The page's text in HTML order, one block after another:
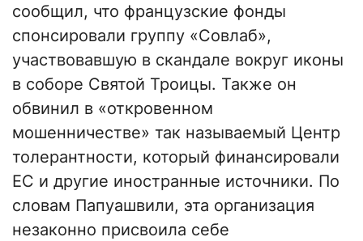
сообщил, что французские фонды
спонсировали группу «Совлаб»,
участвовавшую в скандале вокруг иконы
в соборе Святой Троицы. Также он
обвинил в «откровенном
мошенничестве» так называемый Центр
толерантности, который финансировали
ЕС и другие иностранные источники. По
словам Папуашвили, эта организация
незаконно присвоила себе